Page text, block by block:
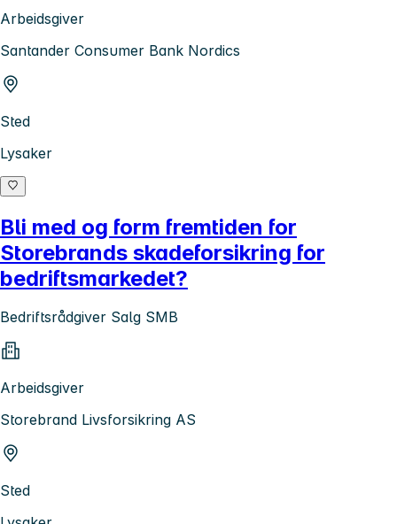
Arbeidsgiver
Santander Consumer Bank Nordics
Sted
Lysaker
Bli med og form fremtiden for
Storebrands skadeforsikring for
bedriftsmarkedet?
Bedriftsrådgiver Salg SMB
Arbeidsgiver
Storebrand Livsforsikring AS
Sted